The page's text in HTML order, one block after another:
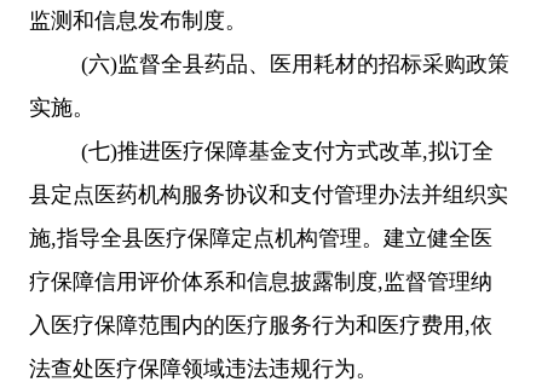
监测和信息发布制度。
(六)监督全县药品、医用耗材的招标采购政策
实施。
(七)推进医疗保障基金支付方式改革,拟订全
县定点医药机构服务协议和支付管理办法并组织实
施,指导全县医疗保障定点机构管理。建立健全医
疗保障信用评价体系和信息披露制度, 监督管理纳
入医疗保障范围内的医疗服务行为和医疗费用 ,依
法查处医疗保障领域违法违规行为。